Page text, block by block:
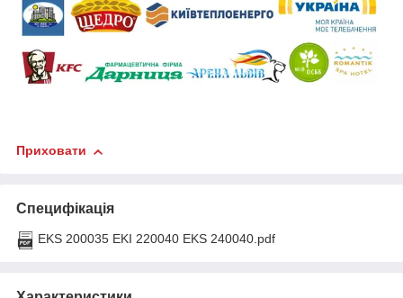
Приховати
Специфікація
EKS 200035 EKI 220040 EKS 240040.pdf